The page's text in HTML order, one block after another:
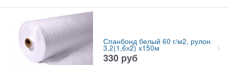
Спанбонд белый 60 г/м2, рулон
3,2(1,6х2) х150м
330 руб